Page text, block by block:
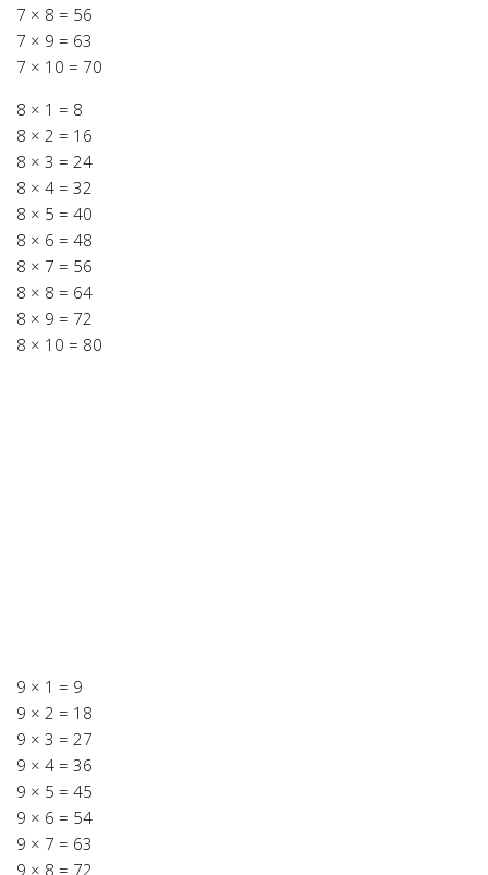
7 × 8 = 56
7 × 9 = 63
7 × 10 = 70
8 × 1 = 8
8 × 2 = 16
8 × 3 = 24
8 × 4 = 32
8 × 5 = 40
8 × 6 = 48
8 × 7 = 56
8 × 8 = 64
8 × 9 = 72
8 × 10 = 80
9 × 1 = 9
9 × 2 = 18
9 × 3 = 27
9 × 4 = 36
9 × 5 = 45
9 × 6 = 54
9 × 7 = 63
9 × 8 = 72